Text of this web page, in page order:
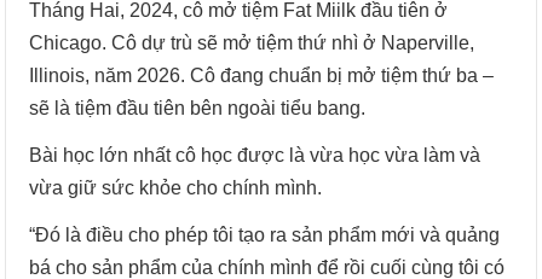
Tháng Hai, 2024, cô mở tiệm Fat Miilk đầu tiên ở
Chicago. Cô dự trù sẽ mở tiệm thứ nhì ở Naperville,
Illinois, năm 2026. Cô đang chuẩn bị mở tiệm thứ ba –
sẽ là tiệm đầu tiên bên ngoài tiểu bang.
Bài học lớn nhất cô học được là vừa học vừa làm và
vừa giữ sức khỏe cho chính mình.
“Đó là điều cho phép tôi tạo ra sản phẩm mới và quảng
bá cho sản phẩm của chính mình để rồi cuối cùng tôi có